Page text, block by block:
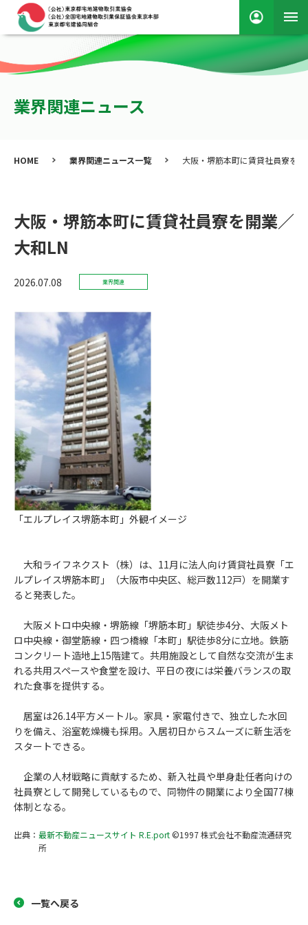
業界関連ニュース
HOME 業界関連ニュース一覧 大阪・堺筋本町に賃貸社員寮を
大阪・堺筋本町に賃貸社員寮を開業／
大和LN
2026.07.08 業界関連
「エルプレイス堺筋本町」外観イメージ
大和ライフネクスト（株）は、11月に法人向け賃貸社員寮「エ
ルプレイス堺筋本町」（大阪市中央区、総戸数112戸）を開業す
ると発表した。
大阪メトロ中央線・堺筋線「堺筋本町」駅徒歩4分、大阪メト
ロ中央線・御堂筋線・四つ橋線「本町」駅徒歩8分に立地。鉄筋
コンクリート造地上15階建て。共用施設として自然な交流が生ま
れる共用スペースや食堂を設け、平日の夜には栄養バランスの取
れた食事を提供する。
居室は26.14平方メートル。家具・家電付きで、独立した水回
りを備え、浴室乾燥機も採用。入居初日からスムーズに新生活を
スタートできる。
企業の人材戦略に貢献するため、新入社員や単身赴任者向けの
社員寮として開発しているもので、同物件の開業により全国77棟
体制となる。
出典： 最新不動産ニュースサイト R.E.port ©1997 株式会社不動産流通研究
所
一覧へ戻る